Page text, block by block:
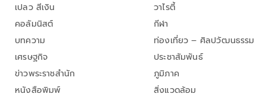
เปลว สีเงิน
คอลัมนิสต์
บทความ
เศรษฐกิจ
ข่าวพระราชสำนัก
หนังสือพิมพ์
วาไรตี้
กีฬา
ท่องเที่ยว – ศิลปวัฒนธรรม
ประชาสัมพันธ์
ภูมิภาค
สิ่งแวดล้อม